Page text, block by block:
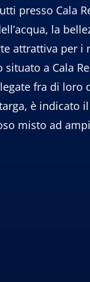
presso Cala
la
attrattiva per
a Cala
fra di
è
misto ad